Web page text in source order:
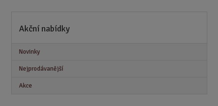
Akční nabídky
Novinky
Nejprodávanější
Akce